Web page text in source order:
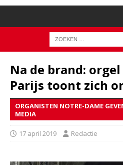
Na de brand:
Parijs toont zich
ORGANISTEN NOTRE-DAME
MEDIA
17 april 2019 Redactie